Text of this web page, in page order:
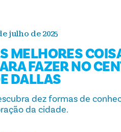
julho de 2025
MELHORES
FAZER NO
DALLAS
dez formas de
da cidade.